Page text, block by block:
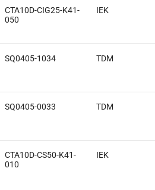
CTA10D-CIG25-K41-
050
IEK
SQ0405-1034 TDM
SQ0405-0033 TDM
CTA10D-CS50-K41-
010
IEK